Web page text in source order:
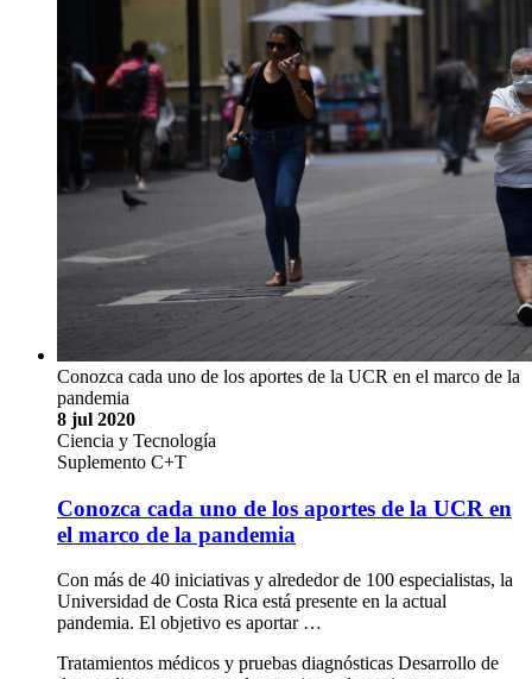
Conozca cada uno de los aportes de la UCR en el marco de la
pandemia
8 jul 2020
Ciencia y Tecnología
Suplemento C+T
Conozca cada uno de los aportes de la UCR en
el marco de la pandemia
Con más de 40 iniciativas y alrededor de 100 especialistas, la
Universidad de Costa Rica está presente en la actual
pandemia. El objetivo es aportar …
Tratamientos médicos y pruebas diagnósticas Desarrollo de